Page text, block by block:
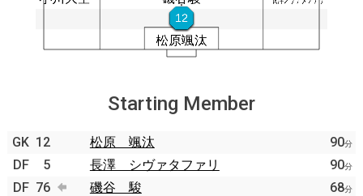
Starting Member
GK 12 松原 颯汰 90分
DF 5 長澤 シヴァタファリ 90分
DF 76 磯谷 駿 68分